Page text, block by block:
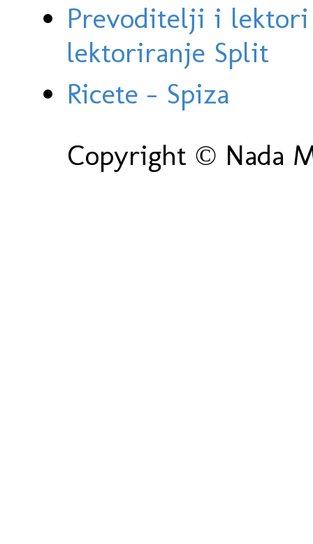
Prevoditelji i
lektoriranje Split
Ricete - Spiza
Copyright © Nada